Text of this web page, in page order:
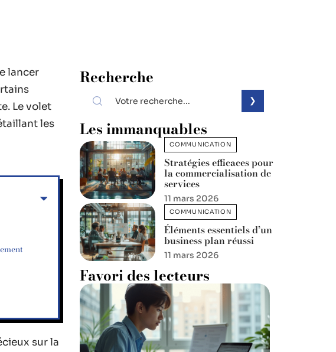
lancer
Le volet
les
sur la
Recherche
Les immanquables
COMMUNICATION
Stratégies efficaces pour
la commercialisation de
services
11 mars 2026
COMMUNICATION
Éléments essentiels d’un
business plan réussi
11 mars 2026
Favori des lecteurs